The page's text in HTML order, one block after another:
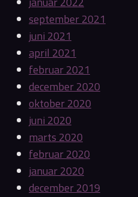
september 2021
juni 2021
april 2021
februar 2021
december 2020
oktober 2020
juni 2020
marts 2020
februar 2020
januar 2020
december 2019